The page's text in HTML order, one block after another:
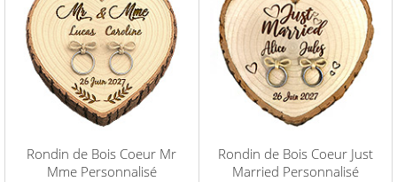
Rondin de Bois Coeur Mr
Mme Personnalisé
Rondin de Bois Coeur Just
Married Personnalisé